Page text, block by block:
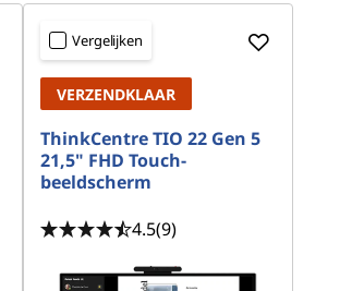
Vergelijken
VERZENDKLAAR
ThinkCentre TIO 22 Gen 5
21,5" FHD Touch-
beeldscherm
4.5(9)